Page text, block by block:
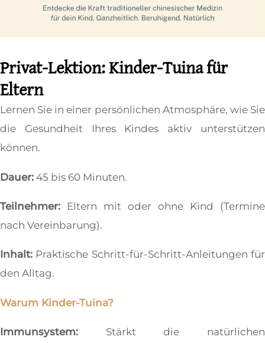
Privat-Lektion: Kinder-Tuina für
Eltern
Lernen Sie in einer persönlichen Atmosphäre, wie Sie
die Gesundheit Ihres Kindes aktiv unterstützen
können.
Dauer:45 bis 60 Minuten.
Teilnehmer: Eltern mit oder ohne Kind (Termine
nach Vereinbarung).
Inhalt: Praktische Schritt-für-Schritt-Anleitungen für
den Alltag.
Warum Kinder-Tuina?
Immunsystem: Stärkt die natürlichen